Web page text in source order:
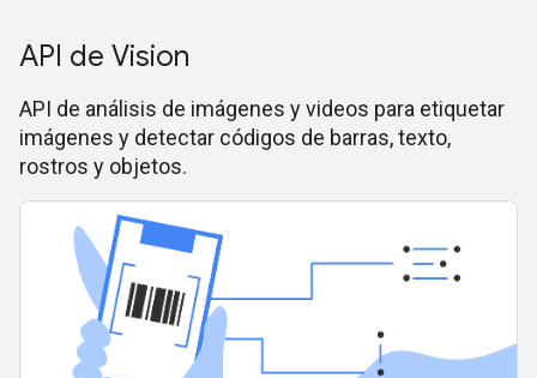
API de Vision
API de análisis de imágenes y videos para etiquetar
imágenes y detectar códigos de barras, texto,
rostros y objetos.